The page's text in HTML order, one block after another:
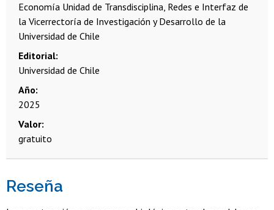
Economía Unidad de Transdisciplina, Redes e Interfaz de
la Vicerrectoría de Investigación y Desarrollo de la
Universidad de Chile
Editorial
Universidad de Chile
Año
2025
Valor
gratuito
Reseña